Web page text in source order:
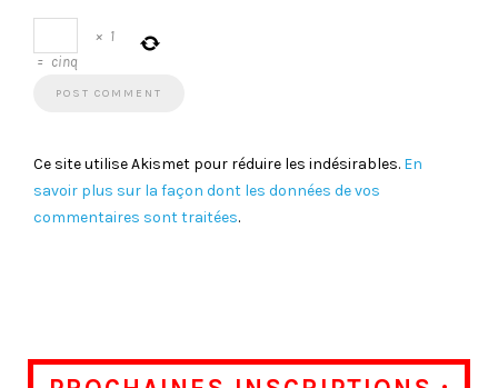
× 1
= cinq
Ce site utilise Akismet pour réduire les indésirables. En
savoir plus sur la façon dont les données de vos
commentaires sont traitées.